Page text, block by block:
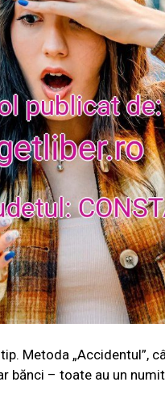
Metoda „Accidentul”,
bănci – toate au un